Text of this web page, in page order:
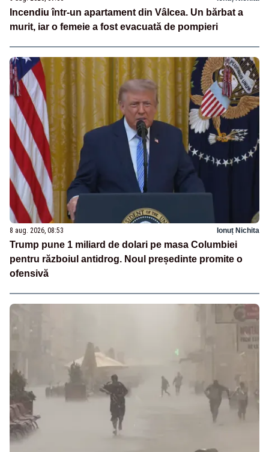
Incendiu într-un apartament din Vâlcea. Un bărbat a
murit, iar o femeie a fost evacuată de pompieri
8 aug. 2026, 08:53 Ionuț Nichita
Trump pune 1 miliard de dolari pe masa Columbiei
pentru războiul antidrog. Noul președinte promite o
ofensivă